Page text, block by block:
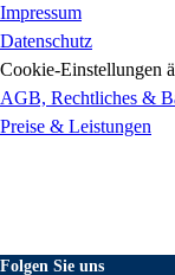
Impressum
Datenschutz
Cookie-Einstellungen
AGB, Rechtliches &
Preise & Leistungen
Folgen Sie uns